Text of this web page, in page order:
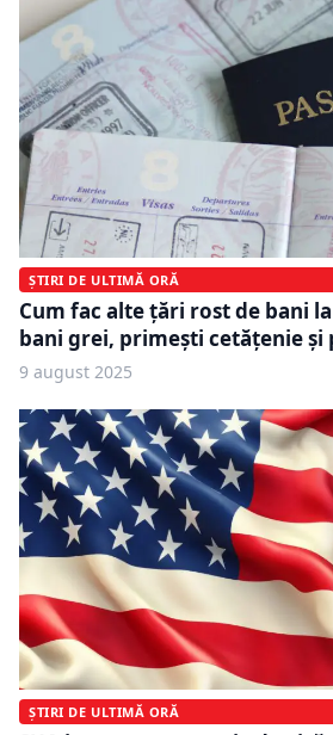
ȘTIRI DE ULTIMĂ ORĂ
Cum fac alte țări rost de bani
bani grei, primești cetățenie și
9 august 2025
ȘTIRI DE ULTIMĂ ORĂ